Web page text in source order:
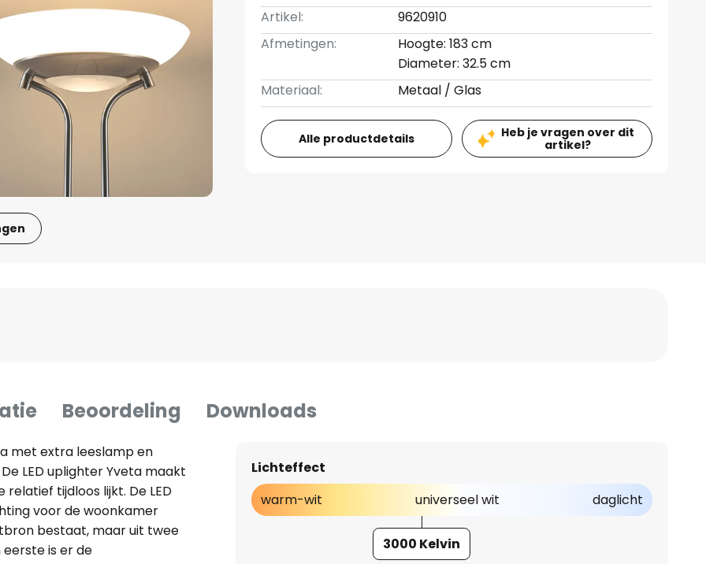
Artikel:
9620910
Afmetingen:
Hoogte: 183 cm
Diameter: 32.5 cm
Materiaal:
Metaal / Glas
Alle productdetails
Heb je vragen over dit
artikel?
Beoordeling Downloads
met extra leeslamp en
LED uplighter Yveta maakt
tijdloos lijkt. De LED
voor de woonkamer
bestaat, maar uit twee
is er de
Lichteffect
warm-wit
universeel wit daglicht
3000 Kelvin